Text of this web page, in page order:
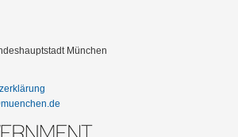
München